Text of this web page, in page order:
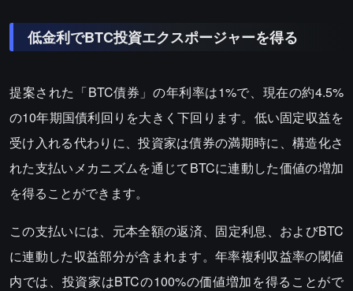
低金利でBTC投資エクスポージャーを得る
提案された「BTC債券」の年利率は1%で、現在の約4.5%
の10年期国債利回りを大きく下回ります。低い固定収益を
受け入れる代わりに、投資家は債券の満期時に、構造化さ
れた支払いメカニズムを通じてBTCに連動した価値の増加
を得ることができます。
この支払いには、元本全額の返済、固定利息、およびBTC
に連動した収益部分が含まれます。年率複利収益率の閾値
内では、投資家はBTCの100%の価値増加を得ることがで